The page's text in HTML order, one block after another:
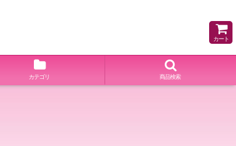
カート
カテゴリ 商品検索